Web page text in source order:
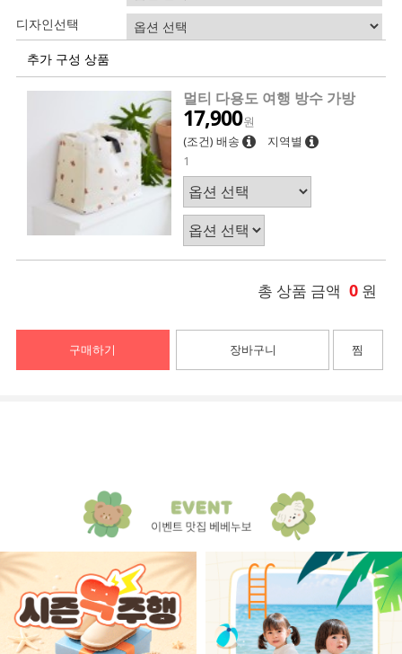
디자인선택
추가 구성 상품
멀티 다용도 여행 방수 가방
17,900원
(조건) 배송
지역별
1
총 상품 금액 0 원
구매하기 장바구니 찜